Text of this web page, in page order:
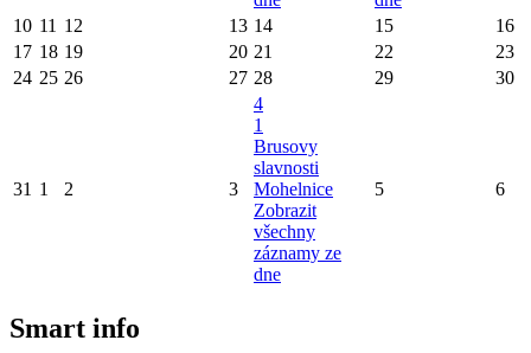
10 11 12 13 14 15
16
17 18 19 20 21 22
23
24 25 26 27 28 29 30
31 1 2 3
4
1
Brusovy
slavnosti
Mohelnice
Zobrazit
všechny
záznamy ze
dne
5 6
Smart info